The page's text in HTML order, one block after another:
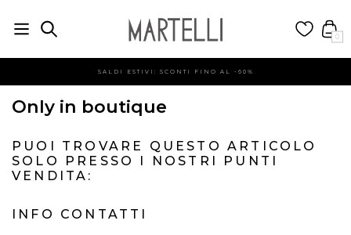
0
SALDI ESTIVI: SCONTI FINO AL -60%
Only in boutique
PUOI TROVARE QUESTO ARTICOLO
SOLO PRESSO I NOSTRI PUNTI
VENDITA:
INFO CONTATTI